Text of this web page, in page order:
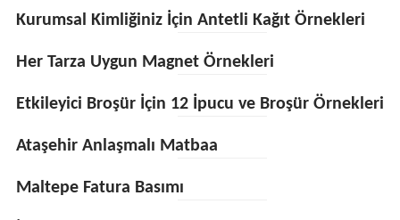
Kurumsal Kimliğiniz İçin Antetli Kağıt Örnekleri
Her Tarza Uygun Magnet Örnekleri
Etkileyici Broşür İçin 12 İpucu ve Broşür Örnekleri
Ataşehir Anlaşmalı Matbaa
Maltepe Fatura Basımı